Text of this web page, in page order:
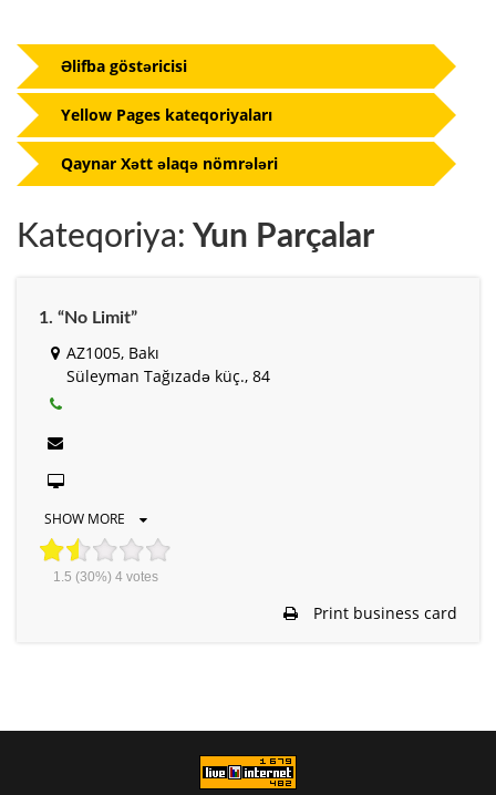
Kateqoriya: Yun Parçalar
1. “No Limit”
AZ1005, Bakı
Süleyman Tağızadə küç., 84
SHOW MORE
1.5 (30%) 4votes
Print business card
Əlifba göstəricisi
Yellow Pages kateqoriyaları
Qaynar Xətt əlaqə nömrələri